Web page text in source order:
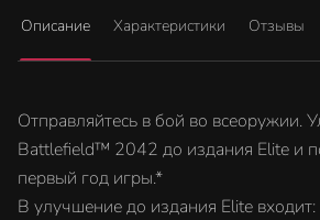
Описание Характеристики Отзывы
Отправляйтесь в бой во всеоружии.
Battlefield™ 2042 до издания Elite и
первый год игры.*
В улучшение до издания Elite входит: